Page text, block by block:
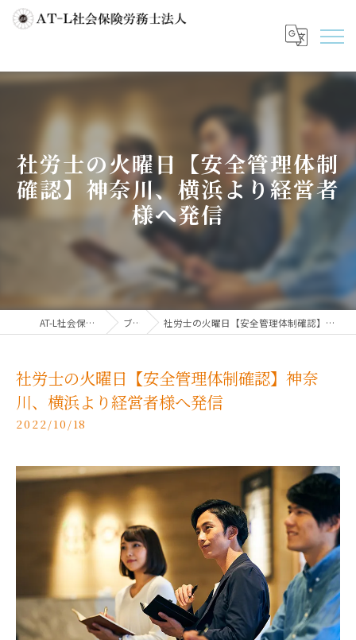
社労士の火曜日【安全管理体制
確認】神奈川、横浜より経営者
様へ発信
AT-L社会保険労務士法人 ブログ 社労士の火曜日【安全管理体制確認】神奈川、横浜より経営者様へ発信
社労士の火曜日【安全管理体制確認】神奈
川、横浜より経営者様へ発信
2022/10/18